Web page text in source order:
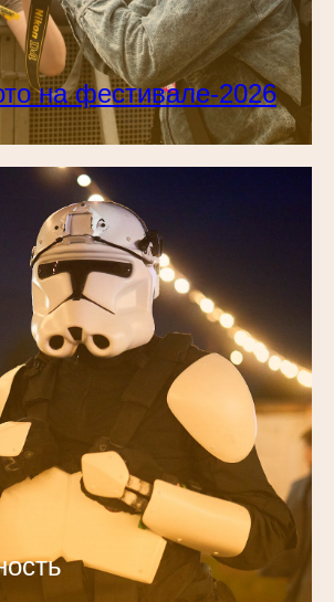
на фестивале-2026